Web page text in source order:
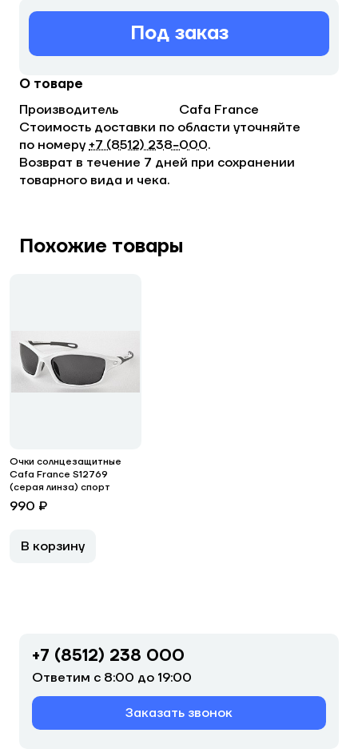
Под заказ
О товаре
Производитель
Cafa France
Стоимость доставки по области уточняйте
по номеру +7 (8512) 238−000.
Возврат в течение 7 дней при сохранении
товарного вида и чека.
Похожие товары
Очки солнцезащитные
Cafa France S12769
(серая линза) спорт
990 ₽
В корзину
+7 (8512) 238 000
Ответим с 8:00 до 19:00
Заказать звонок